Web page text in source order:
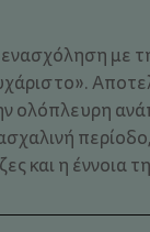
με
ολόπλευρη
και η έννοια